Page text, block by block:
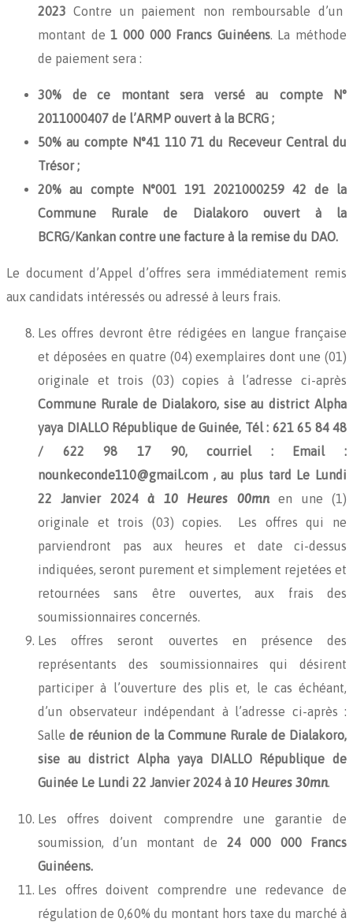
2023 Contre un paiement non remboursable d’un
montant de1 000 000 Francs Guinéens. La méthode
de paiement sera :
30% de ce montant sera versé au compte N°
2011000407 de l’ARMP ouvert à la BCRG ;
50% au compte N°41 110 71 du Receveur Central du
Trésor ;
20% au compte N°001 191 2021000259 42 de la
Commune Rurale de Dialakoro ouvert à la
BCRG/Kankan contre une facture à la remise du DAO.
Le document d’Appel d’offres sera immédiatement remis
aux candidats intéressés ou adressé à leurs frais.
Les offres devront être rédigées en langue française
et déposées en quatre (04) exemplaires dont une (01)
originale et trois (03) copies à l’adresse ci-après
Commune Rurale de Dialakoro, sise au district Alpha
yaya DIALLO République de Guinée, Tél : 621 65 84 48
/ 622 98 17 90, courriel : Email :
nounkeconde110@gmail.com , au plus tard Le Lundi
22 Janvier 2024
à 10 Heures 00mnen une (1)
originale et trois (03) copies. Les offres qui ne
parviendront pas aux heures et date ci-dessus
indiquées, seront purement et simplement rejetées et
retournées sans être ouvertes, aux frais des
soumissionnaires concernés.
Les offres seront ouvertes en présence des
représentants des soumissionnaires qui désirent
participer à l’ouverture des plis et, le cas échéant,
d’un observateur indépendant à l’adresse ci-après :
Salle de réunion de la Commune Rurale de Dialakoro,
sise au district Alpha yaya DIALLO République de
Guinée Le Lundi 22 Janvier 2024 à 10 Heures 30mn.
Les offres doivent comprendre une garantie de
soumission, d’un montant de 24 000 000Francs
Guinéens.
Les offres doivent comprendre une redevance de
régulation de 0,60% du montant hors taxe du marché à